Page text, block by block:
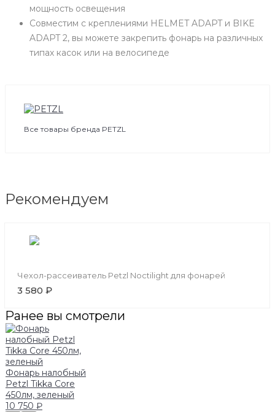
мощность освещения
Совместим с креплениями HELMET ADAPT и BIKE
ADAPT 2, вы можете закрепить фонарь на различных
типах касок или на велосипеде
Все товары бренда PETZL
Рекомендуем
Чехол-рассеиватель Petzl Noctilight для фонарей
3 580 ₽
Ранее вы смотрели
Фонарь налобный
Petzl Tikka Core
450лм, зеленый
10 750 ₽